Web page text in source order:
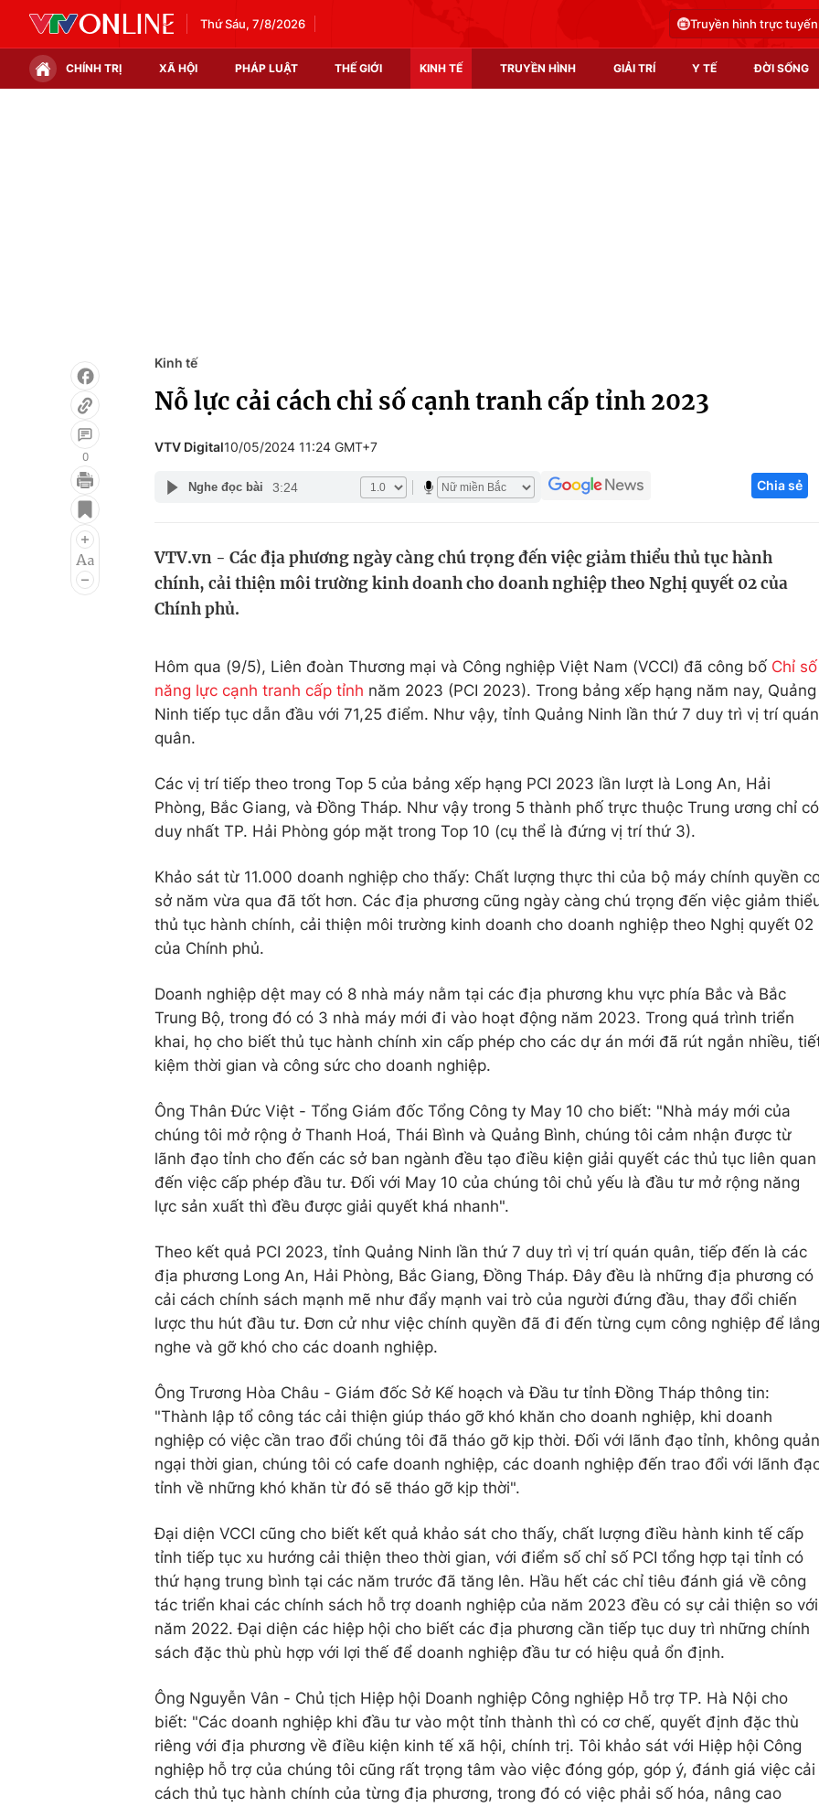
Thứ Sáu, 7/8/2026 Truyền hình trực tuyến
CHÍNH TRỊ XÃ HỘI PHÁP LUẬT THẾ GIỚI KINH TẾ TRUYỀN HÌNH GIẢI TRÍ Y TẾ ĐỜI SỐNG
Điện ảnh
Âm nhạc
Làm đẹp
Giáo dục
Học trực tuyến
Công nghệ
Sản phẩm
0
Kinh tế
Nỗ lực cải cách chỉ số cạnh tranh cấp tỉnh 2023
VTV Digital10/05/2024 11:24 GMT+7
Nghe đọc bài 3:24 Chia sẻ
VTV.vn - Các địa phương ngày càng chú trọng đến việc giảm thiểu thủ tục hành
chính, cải thiện môi trường kinh doanh cho doanh nghiệp theo Nghị quyết 02 của
Chính phủ.
Hôm qua (9/5), Liên đoàn Thương mại và Công nghiệp Việt Nam (VCCI) đã công bố Chỉ số
năng lực cạnh tranh cấp tỉnh năm 2023 (PCI 2023). Trong bảng xếp hạng năm nay, Quảng
Ninh tiếp tục dẫn đầu với 71,25 điểm. Như vậy, tỉnh Quảng Ninh lần thứ 7 duy trì vị trí quán
quân.
Các vị trí tiếp theo trong Top 5 của bảng xếp hạng PCI 2023 lần lượt là Long An, Hải
Phòng, Bắc Giang, và Đồng Tháp. Như vậy trong 5 thành phố trực thuộc Trung ương chỉ có
duy nhất TP. Hải Phòng góp mặt trong Top 10 (cụ thể là đứng vị trí thứ 3).
Khảo sát từ 11.000 doanh nghiệp cho thấy: Chất lượng thực thi của bộ máy chính quyền
sở năm vừa qua đã tốt hơn. Các địa phương cũng ngày càng chú trọng đến việc giảm
thủ tục hành chính, cải thiện môi trường kinh doanh cho doanh nghiệp theo Nghị quyết 02
của Chính phủ.
Doanh nghiệp dệt may có 8 nhà máy nằm tại các địa phương khu vực phía Bắc và Bắc
Trung Bộ, trong đó có 3 nhà máy mới đi vào hoạt động năm 2023. Trong quá trình triển
khai, họ cho biết thủ tục hành chính xin cấp phép cho các dự án mới đã rút ngắn nhiều,
kiệm thời gian và công sức cho doanh nghiệp.
Ông Thân Đức Việt - Tổng Giám đốc Tổng Công ty May 10 cho biết: "Nhà máy mới của
chúng tôi mở rộng ở Thanh Hoá, Thái Bình và Quảng Bình, chúng tôi cảm nhận được từ
lãnh đạo tỉnh cho đến các sở ban ngành đều tạo điều kiện giải quyết các thủ tục liên quan
đến việc cấp phép đầu tư. Đối với May 10 của chúng tôi chủ yếu là đầu tư mở rộng năng
lực sản xuất thì đều được giải quyết khá nhanh".
Theo kết quả PCI 2023, tỉnh Quảng Ninh lần thứ 7 duy trì vị trí quán quân, tiếp đến là các
địa phương Long An, Hải Phòng, Bắc Giang, Đồng Tháp. Đây đều là những địa phương có
cải cách chính sách mạnh mẽ như đẩy mạnh vai trò của người đứng đầu, thay đổi chiến
lược thu hút đầu tư. Đơn cử như việc chính quyền đã đi đến từng cụm công nghiệp để lắng
nghe và gỡ khó cho các doanh nghiệp.
Ông Trương Hòa Châu - Giám đốc Sở Kế hoạch và Đầu tư tỉnh Đồng Tháp thông tin:
"Thành lập tổ công tác cải thiện giúp tháo gỡ khó khăn cho doanh nghiệp, khi doanh
nghiệp có việc cần trao đổi chúng tôi đã tháo gỡ kịp thời. Đối với lãnh đạo tỉnh, không quản
ngại thời gian, chúng tôi có cafe doanh nghiệp, các doanh nghiệp đến trao đổi với lãnh
tỉnh về những khó khăn từ đó sẽ tháo gỡ kịp thời".
Đại diện VCCI cũng cho biết kết quả khảo sát cho thấy, chất lượng điều hành kinh tế cấp
tỉnh tiếp tục xu hướng cải thiện theo thời gian, với điểm số chỉ số PCI tổng hợp tại tỉnh có
thứ hạng trung bình tại các năm trước đã tăng lên. Hầu hết các chỉ tiêu đánh giá về công
tác triển khai các chính sách hỗ trợ doanh nghiệp của năm 2023 đều có sự cải thiện so với
năm 2022. Đại diện các hiệp hội cho biết các địa phương cần tiếp tục duy trì những chính
sách đặc thù phù hợp với lợi thế để doanh nghiệp đầu tư có hiệu quả ổn định.
Ông Nguyễn Vân - Chủ tịch Hiệp hội Doanh nghiệp Công nghiệp Hỗ trợ TP. Hà Nội cho
biết: "Các doanh nghiệp khi đầu tư vào một tỉnh thành thì có cơ chế, quyết định đặc thù
riêng với địa phương về điều kiện kinh tế xã hội, chính trị. Tôi khảo sát với Hiệp hội Công
nghiệp hỗ trợ của chúng tôi cũng rất trọng tâm vào việc đóng góp, góp ý, đánh giá việc cải
cách thủ tục hành chính của từng địa phương, trong đó có việc phải số hóa, nâng cao